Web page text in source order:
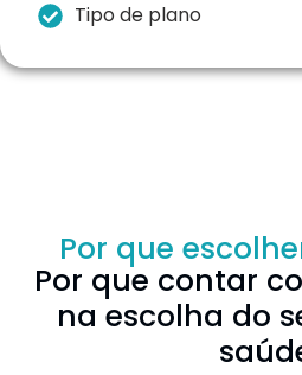
Tipo de plano
Por que
Por que contar
na escolha do